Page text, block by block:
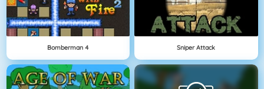
Bomberman 4 Sniper Attack